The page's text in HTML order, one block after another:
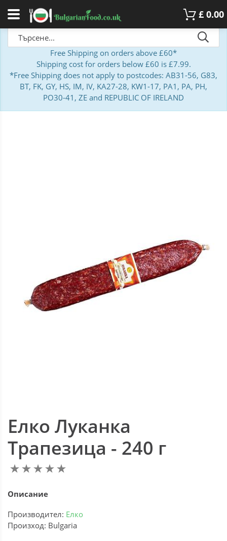
£ 0.00
Free Shipping on orders above £60*
Shipping cost for orders below £60 is £7.99.
*Free Shipping does not apply to postcodes: AB31-56, G83,
BT, FK, GY, HS, IM, IV, KA27-28, KW1-17, PA1, PA, PH,
PO30-41, ZE and REPUBLIC OF IRELAND
Елко Луканка
Трапезица - 240 г
Описание
Производител: Елко
Произход: Bulgaria